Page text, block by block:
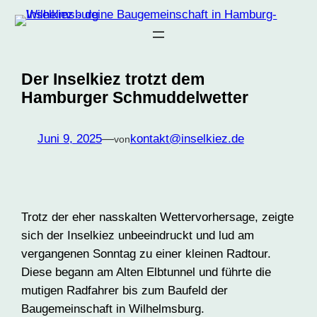
Zum
Der Inselkiez trotzt dem
Hamburger Schmuddelwetter
Juni 9, 2025—vonkontakt@inselkiez.de
Trotz der eher nasskalten Wettervorhersage, zeigte
sich der Inselkiez unbeeindruckt und lud am
vergangenen Sonntag zu einer kleinen Radtour.
Diese begann am Alten Elbtunnel und führte die
mutigen Radfahrer bis zum Baufeld der
Baugemeinschaft in Wilhelmsburg.